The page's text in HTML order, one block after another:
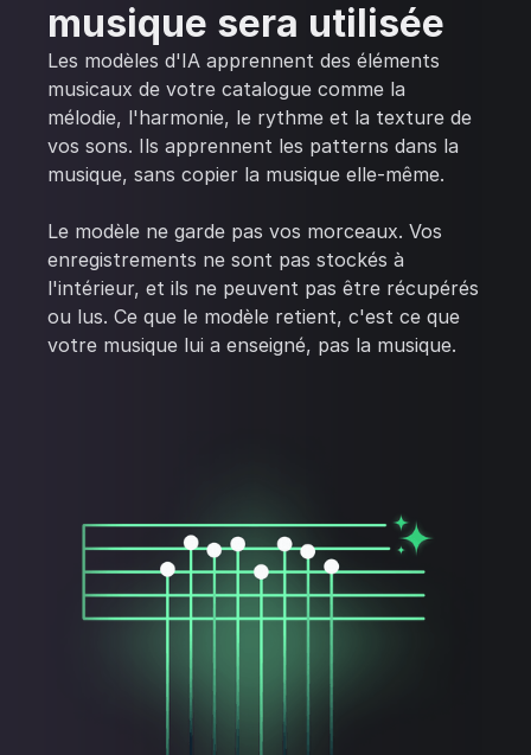
musique sera utilisée
Les modèles d'IA apprennent des éléments
musicaux de votre catalogue comme la
mélodie, l'harmonie, le rythme et la texture de
vos sons. Ils apprennent les patterns dans la
musique, sans copier la musique elle-même.
Le modèle ne garde pas vos morceaux. Vos
enregistrements ne sont pas stockés à
l'intérieur, et ils ne peuvent pas être récupérés
ou lus. Ce que le modèle retient, c'est ce que
votre musique lui a enseigné, pas la musique.